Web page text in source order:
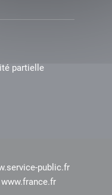
partielle
public.fr
www.france.fr